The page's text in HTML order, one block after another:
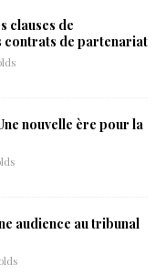
clauses de
contrats de partenariat
nouvelle ère pour la
audience au tribunal